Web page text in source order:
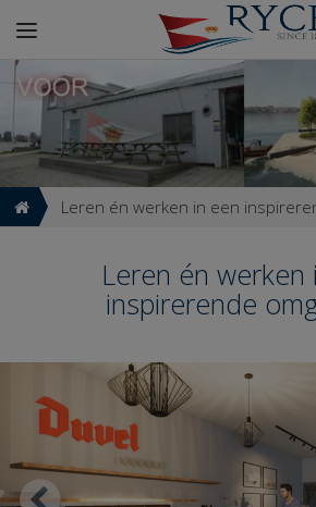
Leren én werken in een
Leren én werken
inspirerende